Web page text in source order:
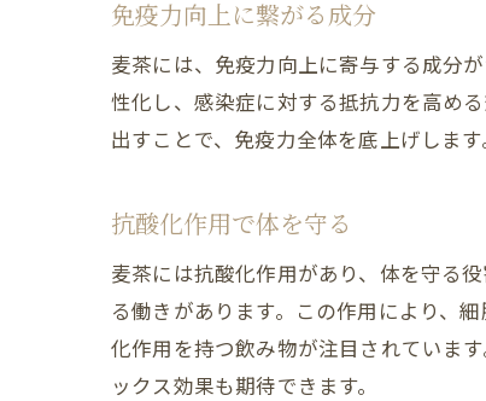
免疫力向上に繋がる成分
麦茶には、免疫力向上に寄与する成分
性化し、感染症に対する抵抗力を高め
出すことで、免疫力全体を底上げしま
抗酸化作用で体を守る
麦茶には抗酸化作用があり、体を守る
る働きがあります。この作用により、
化作用を持つ飲み物が注目されていま
ックス効果も期待できます。